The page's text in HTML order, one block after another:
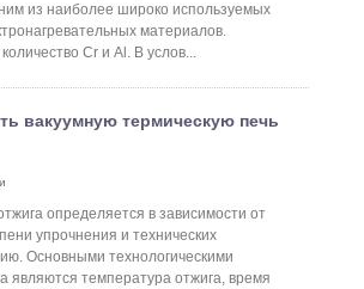
из наиболее широко используемых
материалов.
Cr и Al. В услов...
вакуумную термическую печь
определяется в зависимости от
упрочнения и технических
Основными технологическими
являются температура отжига, время